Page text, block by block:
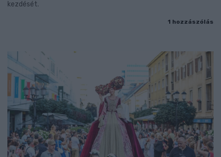
kezdését.
1 hozzászólás